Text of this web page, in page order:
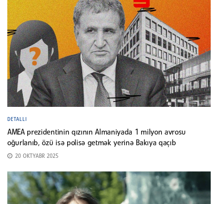
DETALLI
AMEA prezidentinin qızının Almaniyada 1 milyon avrosu
oğurlanıb, özü isə polisə getmək yerinə Bakıya qaçıb
20 OKTYABR 2025